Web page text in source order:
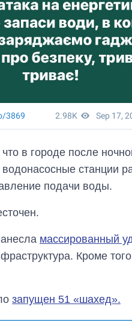
в городе после
станции
подачи воды.
массированный
Кроме
запущен 51 «шахед».